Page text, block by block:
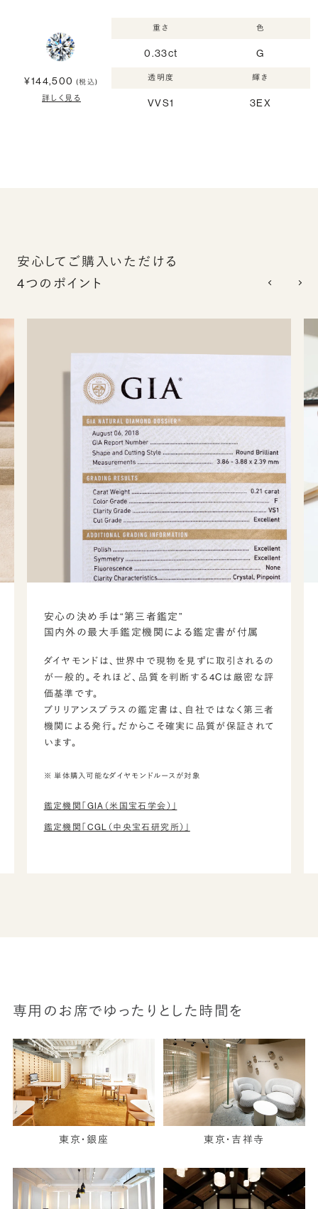
¥144,500 (税込)
詳しく見る
重さ
0.33ct
色
G
透明度
VVS1
輝き
3EX
安心してご購入いただける
4つのポイント
安心の決め手は“第三者鑑定”
国内外の最大手鑑定機関による鑑定書が付属
ダイヤモンドは、世界中で現物を見ずに取引されるの
が一般的。それほど、品質を判断する4Cは厳密な評
価基準です。
ブリリアンスプラスの鑑定書は、自社ではなく第三者
機関による発行。だからこそ確実に品質が保証されて
います。
※ 単体購入可能なダイヤモンドルースが対象
鑑定機関「GIA（米国宝石学会）」
鑑定機関「CGL（中央宝石研究所）」
専用のお席でゆったりとした時間を
東京・銀座 東京・吉祥寺